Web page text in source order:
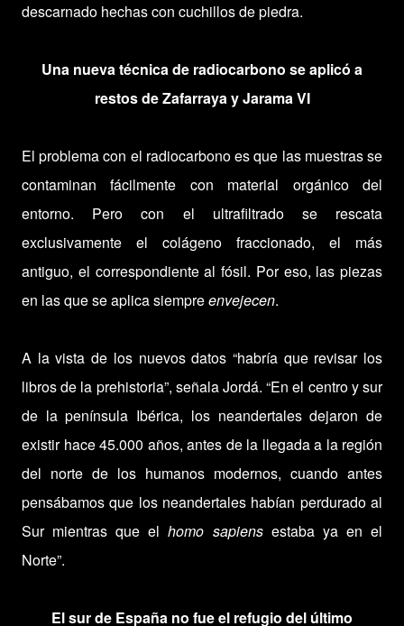
descarnado hechas con cuchillos de piedra.
Una nueva técnica de radiocarbono se aplicó a
restos de Zafarraya y Jarama VI
El problema con el radiocarbono es que las muestras se
contaminan fácilmente con material orgánico del
entorno. Pero con el ultrafiltrado se rescata
exclusivamente el colágeno fraccionado, el más
antiguo, el correspondiente al fósil. Por eso, las piezas
en las que se aplica siempreenvejecen.
A la vista de los nuevos datos “habría que revisar los
libros de la prehistoria”, señala Jordá. “En el centro y sur
de la península Ibérica, los neandertales dejaron de
existir hace 45.000 años, antes de la llegada a la región
del norte de los humanos modernos, cuando antes
pensábamos que los neandertales habían perdurado al
Sur mientras que elhomo sapiensestaba ya en el
Norte”.
El sur de España no fue el refugio del último